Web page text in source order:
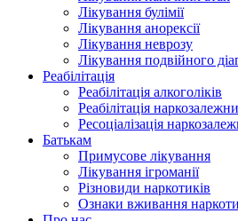
Лікування булімії
Лікування анорексії
Лікування неврозу
Лікування подвійного
Реабілітація
Реабілітація алкоголіків
Реабілітація
Ресоціалізація
Батькам
Примусове лікування
Лікування ігроманії
Різновиди наркотиків
Ознаки вживання